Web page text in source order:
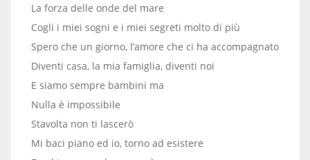
La forza delle onde del mare
Cogli i miei sogni e i miei segreti molto di più
Spero che un giorno, l’amore che ci ha accompagnato
Diventi casa, la mia famiglia, diventi noi
E siamo sempre bambini ma
Nulla è impossibile
Stavolta non ti lascerò
Mi baci piano ed io, torno ad esistere